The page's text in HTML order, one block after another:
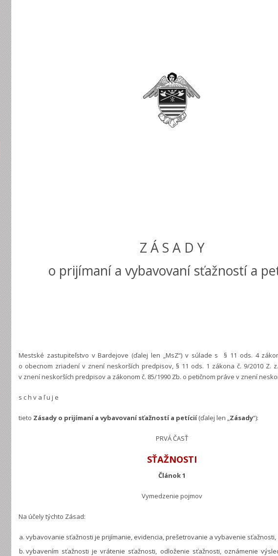
Z Á S A D Y
o prijímaní a vybavovaní sťažností a
Mestské zastupiteľstvo v Bardejove (ďalej len „MsZ“) v súlade s § 11 ods. 4
o obecnom zriadení v znení neskorších predpisov, § 11 ods. 1 zákona č. 9/2010 Z.
v znení neskorších predpisov a zákonom č. 85/1990 Zb. o petičnom práve v znení
s c h v a ľ u j e
tieto Zásady o prijímaní a vybavovaní sťažností a petícií(ďalej len „Zásady“):
PRVÁ ČASŤ
SŤAŽNOSTI
Článok 1
Vymedzenie pojmov
Na účely týchto Zásad:
vybavovanie sťažnosti je prijímanie, evidencia, prešetrovanie a vybavenie sťažnosti,
vybavením sťažnosti je vrátenie sťažnosti, odloženie sťažnosti, oznámenie